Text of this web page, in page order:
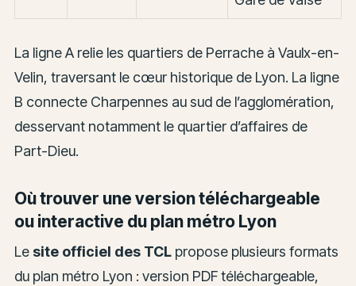
La ligne A relie les quartiers de Perrache à Vaulx-en-
Velin, traversant le cœur historique de Lyon. La ligne
B connecte Charpennes au sud de l’agglomération,
desservant notamment le quartier d’affaires de
Part-Dieu.
Où trouver une version téléchargeable
ou interactive du plan métro Lyon
Le site officiel des TCLpropose plusieurs formats
du plan métro Lyon : version PDF téléchargeable,